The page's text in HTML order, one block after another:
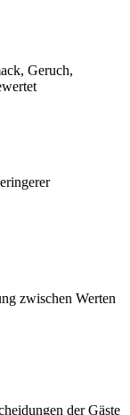
Geruch,
zwischen Werten
der Gäste